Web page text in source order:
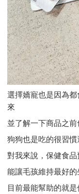
選擇嬌寵也是因為
來
並了解一下商品之
狗狗也是吃的很習
對我來說，保健食
能讓毛孩維持最好
目前最能幫助的就